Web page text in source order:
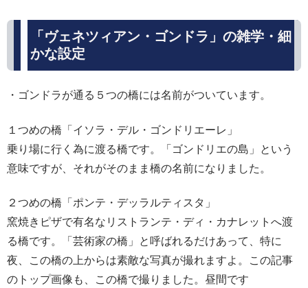
「ヴェネツィアン・ゴンドラ」の雑学・細
かな設定
・ゴンドラが通る５つの橋には名前がついています。
１つめの橋「イソラ・デル・ゴンドリエーレ」
乗り場に行く為に渡る橋です。「ゴンドリエの島」という
意味ですが、それがそのまま橋の名前になりました。
２つめの橋「ポンテ・デッラルティスタ」
窯焼きピザで有名なリストランテ・ディ・カナレットへ渡
る橋です。「芸術家の橋」と呼ばれるだけあって、特に
夜、この橋の上からは素敵な写真が撮れますよ。この記事
のトップ画像も、この橋で撮りました。昼間です